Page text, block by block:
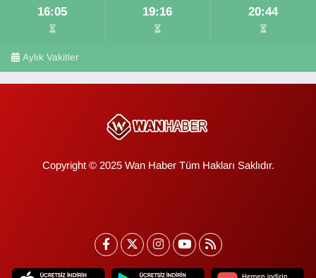
16:05 19:16 20:44
Aylık Vakitler
Copyright © 2025 Wan Haber Tüm Hakları Saklıdır.